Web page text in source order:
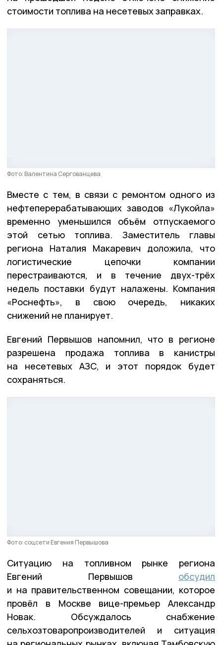
стоимости топлива на несетевых заправках.
Фото: Валентина Сергованцева
Вместе с тем, в связи с ремонтом одного из
нефтеперерабатывающих заводов «Лукойла»
временно уменьшился объём отпускаемого
этой сетью топлива. Заместитель главы
региона Наталия Макаревич доложила, что
логистические цепочки компании
перестраиваются, и в течение двух-трёх
недель поставки будут налажены. Компания
«Роснефть», в свою очередь, никаких
снижений не планирует.
Евгений Первышов напомнил, что в регионе
разрешена продажа топлива в канистры
на несетевых АЗС, и этот порядок будет
сохраняться.
Фото: соцсети Евгения Первышова
Ситуацию на топливном рынке региона
Евгений Первышов обсудил
и на правительственном совещании, которое
провёл в Москве вице-премьер Александр
Новак. Обсуждалось снабжение
сельхозтоваропроизводителей и ситуация